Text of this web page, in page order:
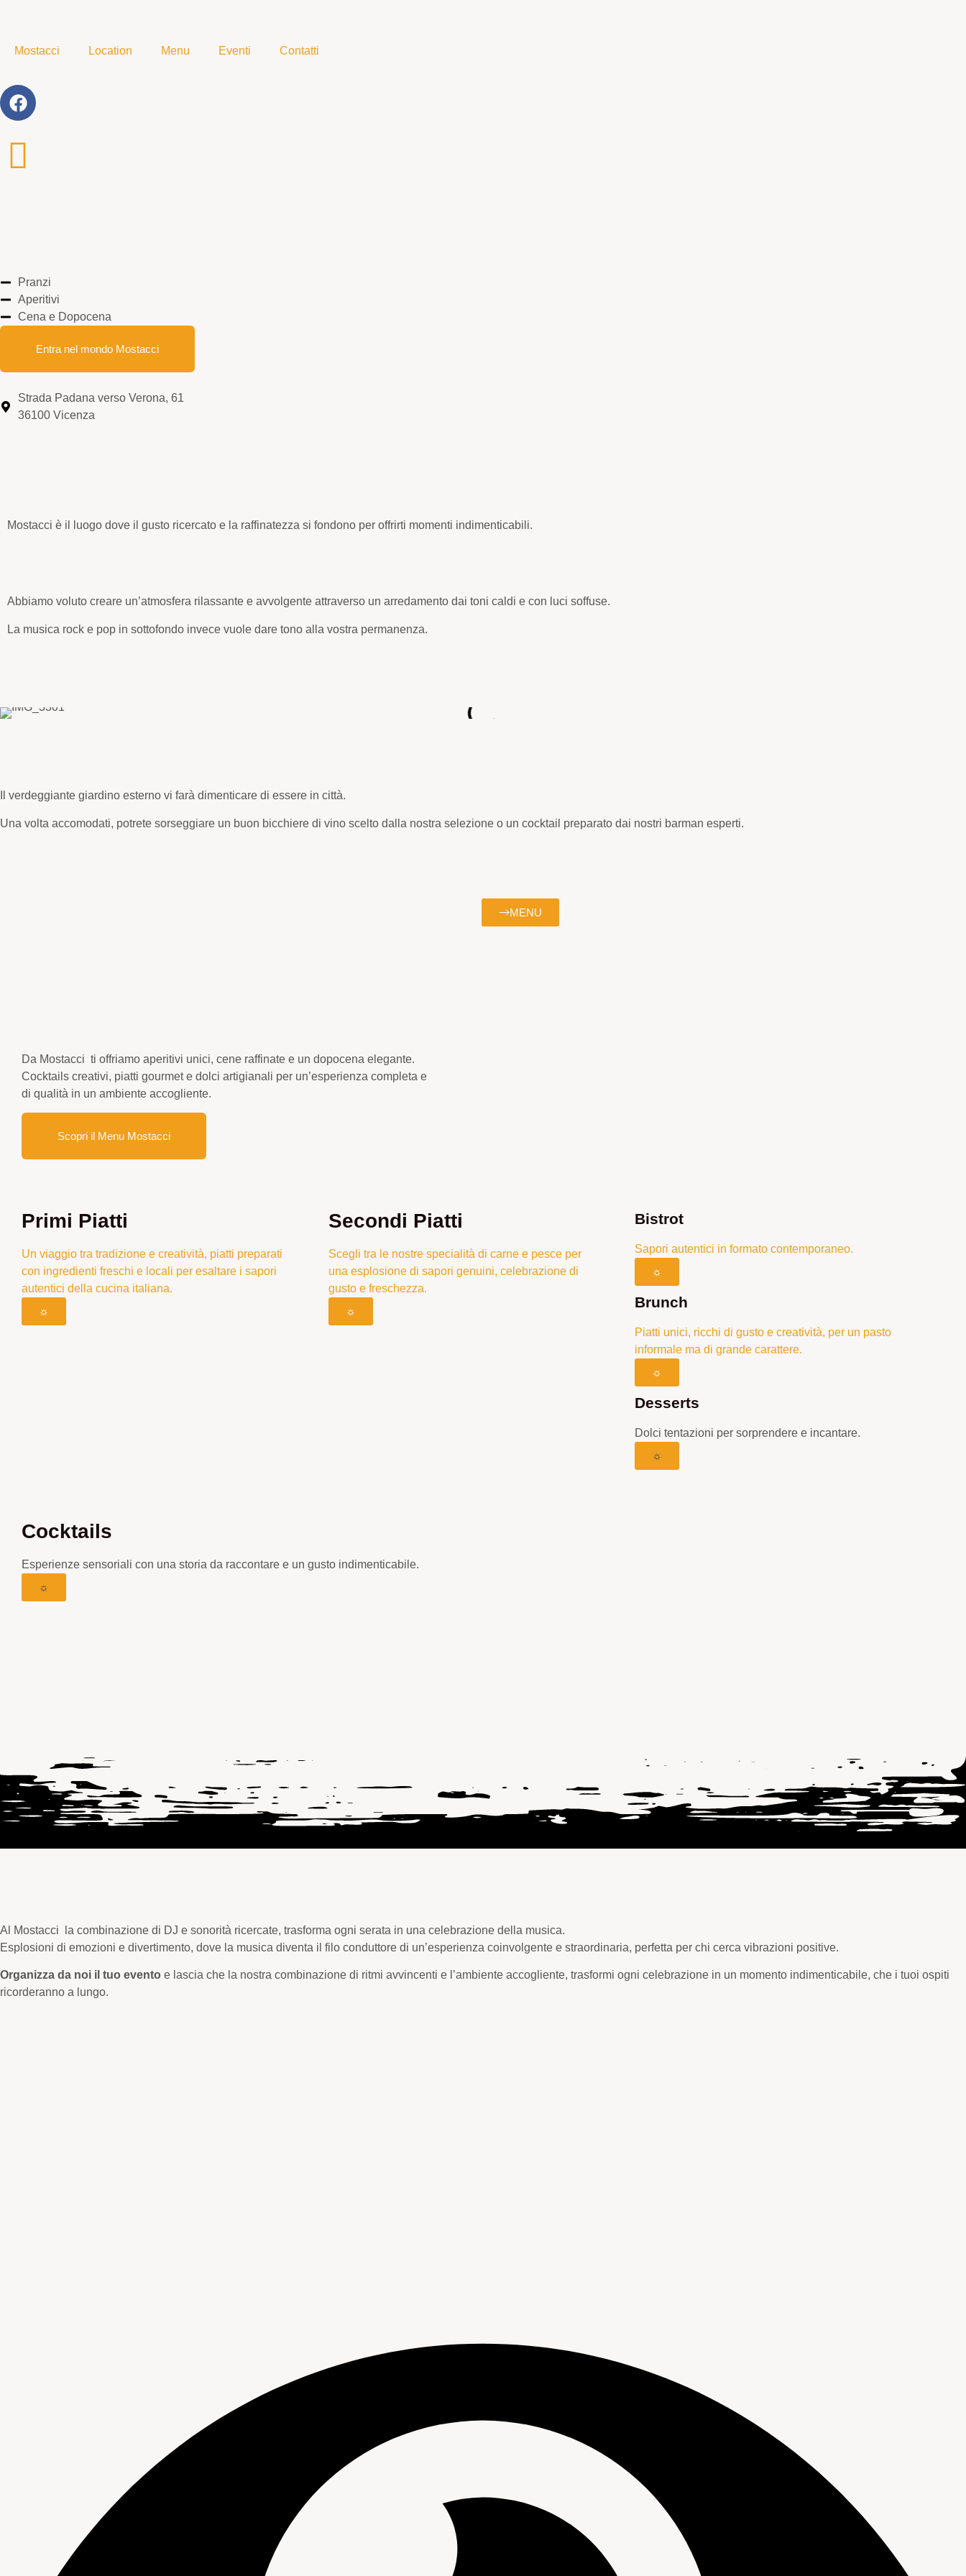
Mostacci Location Menu Eventi Contatti
Pranzi
Aperitivi
Cena e Dopocena
Entra nel mondo Mostacci
Strada Padana verso Verona, 61
36100 Vicenza
Mostacci è il luogo dove il gusto ricercato e la raffinatezza si fondono per offrirti momenti indimenticabili.
Abbiamo voluto creare un’atmosfera rilassante e avvolgente attraverso un arredamento dai toni caldi e con luci soffuse.
La musica rock e pop in sottofondo invece vuole dare tono alla vostra permanenza.
Il verdeggiante giardino esterno vi farà dimenticare di essere in città.
Una volta accomodati, potrete sorseggiare un buon bicchiere di vino scelto dalla nostra selezione o un cocktail preparato dai nostri barman esperti.
Da Mostacci ti offriamo aperitivi unici, cene raffinate e un dopocena elegante.
Cocktails creativi, piatti gourmet e dolci artigianali per un’esperienza completa e
di qualità in un ambiente accogliente.
Scopri il Menu Mostacci
MENU
Primi Piatti
Un viaggio tra tradizione e creatività, piatti preparati
con ingredienti freschi e locali per esaltare i sapori
autentici della cucina italiana.
☼
Secondi Piatti
Scegli tra le nostre specialità di carne e pesce per
una esplosione di sapori genuini, celebrazione di
gusto e freschezza.
☼
Bistrot
Sapori autentici in formato contemporaneo.
☼
Brunch
Piatti unici, ricchi di gusto e creatività, per un pasto
informale ma di grande carattere.
☼
Desserts
Dolci tentazioni per sorprendere e incantare.
☼
Cocktails
Esperienze sensoriali con una storia da raccontare e un gusto indimenticabile.
☼
Al Mostacci la combinazione di DJ e sonorità ricercate, trasforma ogni serata in una celebrazione della musica.
Esplosioni di emozioni e divertimento, dove la musica diventa il filo conduttore di un’esperienza coinvolgente e straordinaria, perfetta per chi cerca vibrazioni positive.
Organizza da noi il tuo evento e lascia che la nostra combinazione di ritmi avvincenti e l’ambiente accogliente, trasformi ogni celebrazione in un momento indimenticabile, che i tuoi ospiti
ricorderanno a lungo.